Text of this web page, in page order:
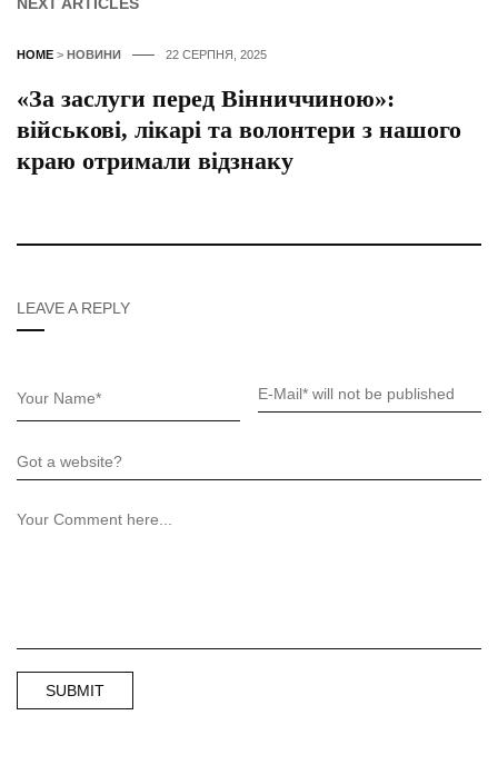
HOME > НОВИНИ 22 СЕРПНЯ, 2025
«За заслуги перед Вінниччиною»:
військові, лікарі та волонтери з нашого
краю отримали відзнаку
LEAVE A REPLY